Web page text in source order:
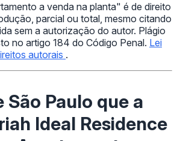
a venda na planta" é de direito
parcial ou total, mesmo citando
sem a autorização do autor. Plágio
no artigo 184 do Código Penal. Lei
autorais .
São Paulo que a
Ideal Residence